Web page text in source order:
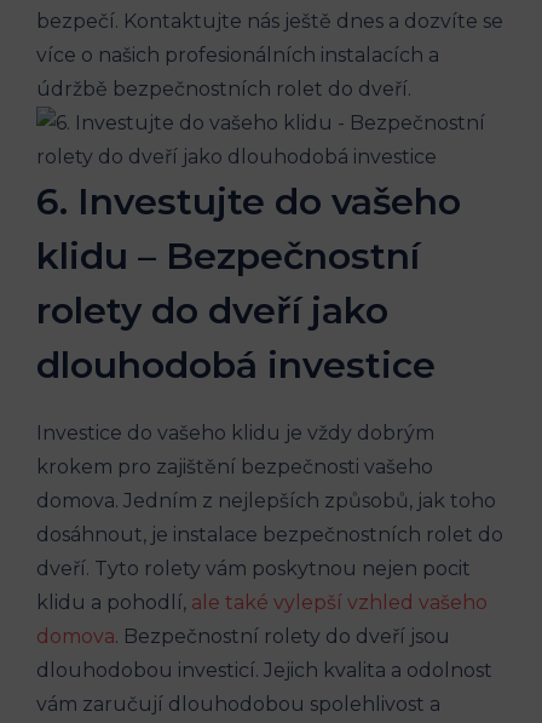
bezpečí. Kontaktujte nás ještě dnes a dozvíte se
více o našich profesionálních instalacích a
údržbě bezpečnostních rolet do dveří.
6. Investujte do vašeho
klidu – Bezpečnostní
rolety do dveří jako
dlouhodobá investice
Investice do vašeho klidu je vždy dobrým
krokem pro zajištění bezpečnosti vašeho
domova. Jedním z nejlepších způsobů, jak toho
dosáhnout, je instalace bezpečnostních rolet do
dveří. Tyto rolety vám poskytnou nejen pocit
klidu a pohodlí, ale také vylepší vzhled vašeho
domova. Bezpečnostní rolety do dveří jsou
dlouhodobou investicí. Jejich kvalita a odolnost
vám zaručují dlouhodobou spolehlivost a